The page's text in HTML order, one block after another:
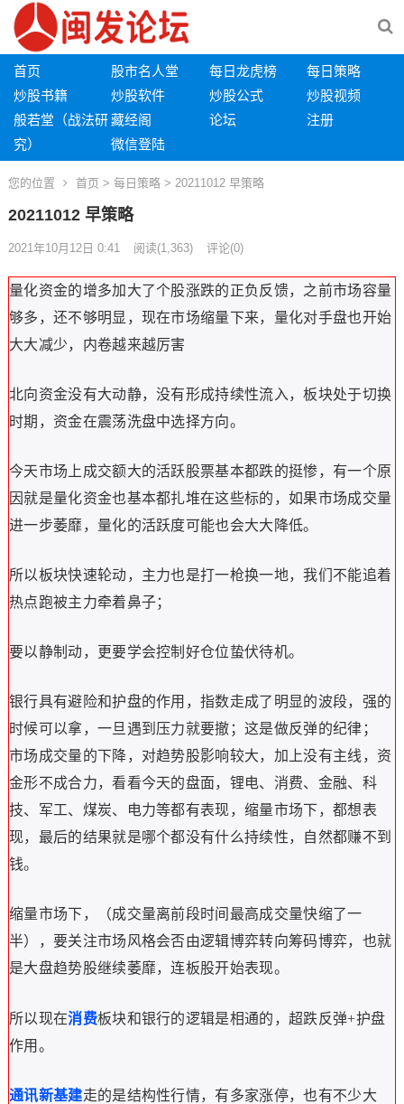
首页 股市名人堂 每日龙虎榜
每日策略
炒股书籍
炒股软件 炒股公式
炒股视频
般若堂（战法研
究）
藏经阁 论坛
注册
微信登陆
您的位置 首页 > 每日策略 > 20211012 早策略
20211012 早策略
2021年10月12日 0:41 阅读(1,363) 评论(0)
量化资金的增多加大了个股涨跌的正负反馈，之前市场容量
够多，还不够明显，现在市场缩量下来，量化对手盘也开始
大大减少，内卷越来越厉害
北向资金没有大动静，没有形成持续性流入，板块处于切换
时期，资金在震荡洗盘中选择方向。
今天市场上成交额大的活跃股票基本都跌的挺惨，有一个原
因就是量化资金也基本都扎堆在这些标的，如果市场成交量
进一步萎靡，量化的活跃度可能也会大大降低。
所以板块快速轮动，主力也是打一枪换一地，我们不能追着
热点跑被主力牵着鼻子；
要以静制动，更要学会控制好仓位蛰伏待机。
银行具有避险和护盘的作用，指数走成了明显的波段，强的
时候可以拿，一旦遇到压力就要撤；这是做反弹的纪律；
市场成交量的下降，对趋势股影响较大，加上没有主线，资
金形不成合力，看看今天的盘面，锂电、消费、金融、科
技、军工、煤炭、电力等都有表现，缩量市场下，都想表
现，最后的结果就是哪个都没有什么持续性，自然都赚不到
钱。
缩量市场下，（成交量离前段时间最高成交量快缩了一
半），要关注市场风格会否由逻辑博弈转向筹码博弈，也就
是大盘趋势股继续萎靡，连板股开始表现。
所以现在消费板块和银行的逻辑是相通的，超跌反弹+护盘
作用。
通讯新基建走的是结构性行情，有多家涨停，也有不少大